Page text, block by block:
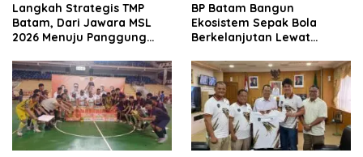
Langkah Strategis TMP
Batam, Dari Jawara MSL
2026 Menuju Panggung
BP Batam Bangun
Ekosistem Sepak Bola
Berkelanjutan Lewat